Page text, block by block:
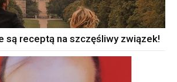
są receptą na szczęśliwy związek!